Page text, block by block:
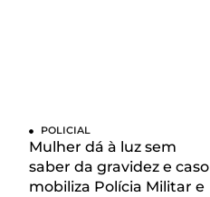
POLICIAL
Mulher dá à luz sem
saber da gravidez e caso
mobiliza Polícia Militar e